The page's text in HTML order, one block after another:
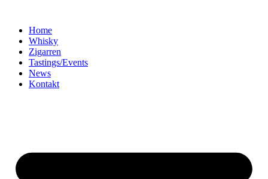
Home
Whisky
Zigarren
Tastings/Events
News
Kontakt